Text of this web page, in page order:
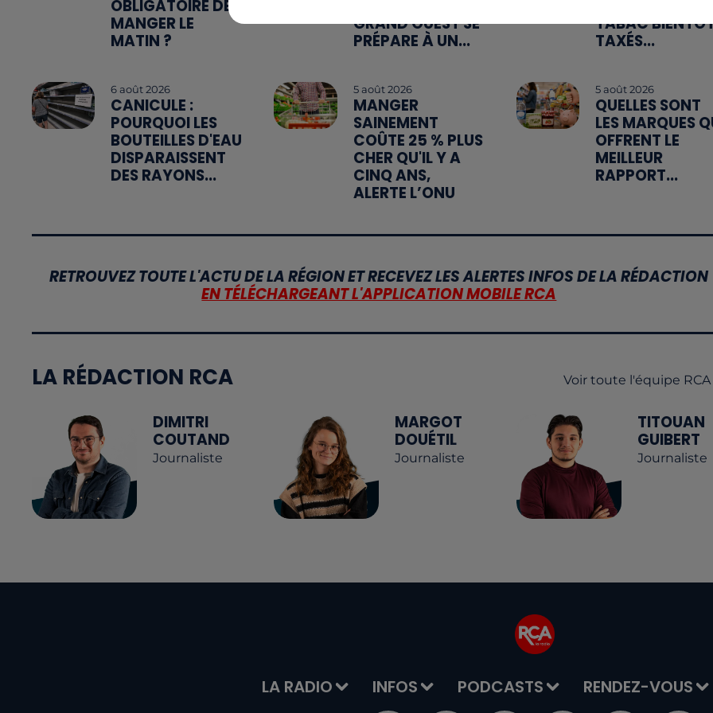
OBLIGATOIRE DE
MANGER LE
MATIN ?
GRAND OUEST SE
PRÉPARE À UN...
TABAC
TAXÉS...
6 août 2026
CANICULE :
POURQUOI LES
BOUTEILLES D'EAU
DISPARAISSENT
DES RAYONS...
5 août 2026
MANGER
SAINEMENT
COÛTE 25 % PLUS
CHER QU'IL Y A
CINQ ANS,
ALERTE L’ONU
5 août 2026
QUELLES SONT
LES MARQUES
OFFRENT LE
MEILLEUR
RAPPORT...
RETROUVEZ TOUTE L'ACTU DE LA RÉGION ET RECEVEZ LES ALERTES INFOS DE LA RÉDACTION
EN TÉLÉCHARGEANT L'APPLICATION MOBILE RCA
LA RÉDACTION RCA Voir toute l'équipe RCA
DIMITRI
COUTAND
Journaliste
MARGOT
DOUÉTIL
Journaliste
TITOUAN
GUIBERT
Journaliste
LA RADIO INFOS PODCASTS RENDEZ-VOUS